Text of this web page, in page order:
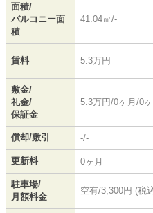
面積/
バルコニー面
積
41.04㎡/-
賃料 5.3万円
敷金/
礼金/
保証金
5.3万円/0ヶ月/0ヶ
償却/敷引 -/-
更新料 0ヶ月
駐車場/
月額料金
空有/3,300円 (税